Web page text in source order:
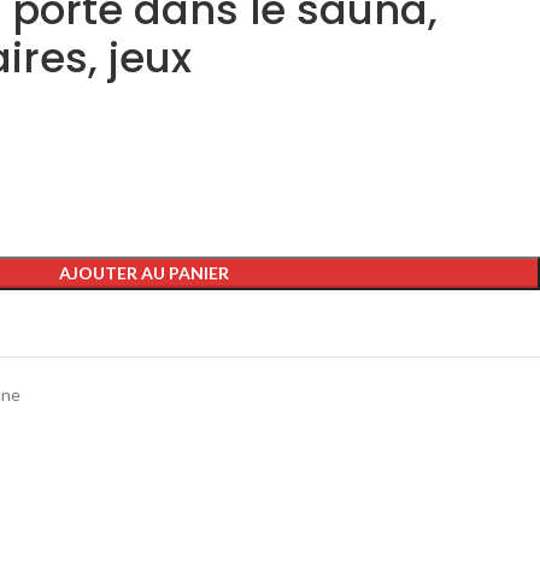
jeux
AJOUTER AU PANIER